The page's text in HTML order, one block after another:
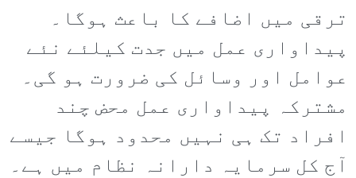
ترقی میں اضافے کا باعث ہوگا۔
پیداواری عمل میں جدت کیلئے نئے
عوامل اور وسائل کی ضرورت ہو گی۔
مشترکہ پیداواری عمل محض چند
افراد تک ہی نہیں محدود ہوگا جیسے
آج کل سرمایہ دارانہ نظام میں ہے۔